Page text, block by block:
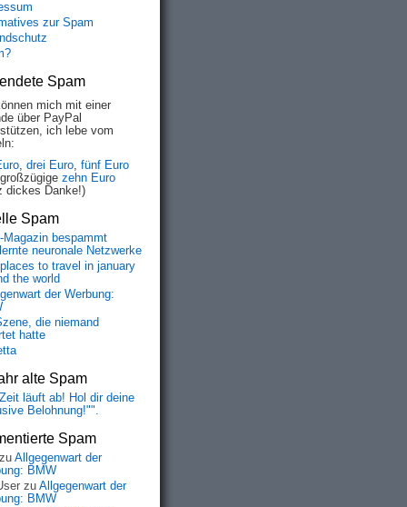
zur Spam
Spam
mich mit einer
über PayPal
ich lebe vom
, drei Euro, fünf Euro
zehn Euro
dickes Danke!)
Spam
Magazin bespammt
neuronale Netzwerke
to travel in january
the world
der Werbung:
die niemand
hatte
alte Spam
läuft ab! Hol dir deine
Belohnung!"".
Spam
zu Allgegenwart der
BMW
zu Allgegenwart der
BMW